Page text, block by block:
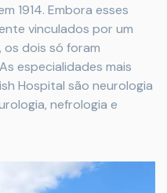
1914. Embora esses
vinculados por um
dois só foram
especialidades mais
Hospital são neurologia
nefrologia e